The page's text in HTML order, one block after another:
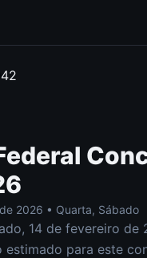
2026 • Quarta, Sábado
, 14 de fevereiro de
estimado para este